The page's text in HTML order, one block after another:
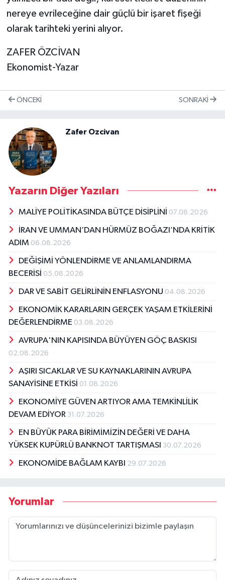
nereye evrileceğine dair güçlü bir işaret fişeği
olarak tarihteki yerini alıyor.
ZAFER ÖZCİVAN
Ekonomist-Yazar
ÖNCEKI SONRAKI
Zafer Ozcivan
Yazarın Diğer Yazıları
MALİYE POLİTİKASINDA BÜTÇE DİSİPLİNİ 07.08.2026
İRAN VE UMMAN’DAN HÜRMÜZ BOĞAZI’NDA KRİTİK
ADIM 06.08.2026
DEĞİŞİMİ YÖNLENDİRME VE ANLAMLANDIRMA
BECERİSİ 05.08.2026
DAR VE SABİT GELİRLİNİN ENFLASYONU 04.08.2026
EKONOMİK KARARLARIN GERÇEK YAŞAM ETKİLERİNİ
DEĞERLENDİRME 03.08.2026
AVRUPA'NIN KAPISINDA BÜYÜYEN GÖÇ BASKISI
02.08.2026
AŞIRI SICAKLAR VE SU KAYNAKLARININ AVRUPA
SANAYİSİNE ETKİSİ 01.08.2026
EKONOMİYE GÜVEN ARTIYOR AMA TEMKİNLİLİK
DEVAM EDİYOR 31.07.2026
EN BÜYÜK PARA BİRİMİMİZİN DEĞERİ VE DAHA
YÜKSEK KUPÜRLÜ BANKNOT TARTIŞMASI 30.07.2026
EKONOMİDE BAĞLAM KAYBI 29.07.2026
Yorumlar